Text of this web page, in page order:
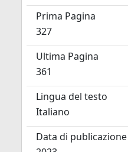
Prima Pagina
327
Ultima Pagina
361
Lingua del testo
Italiano
Data di publicazione